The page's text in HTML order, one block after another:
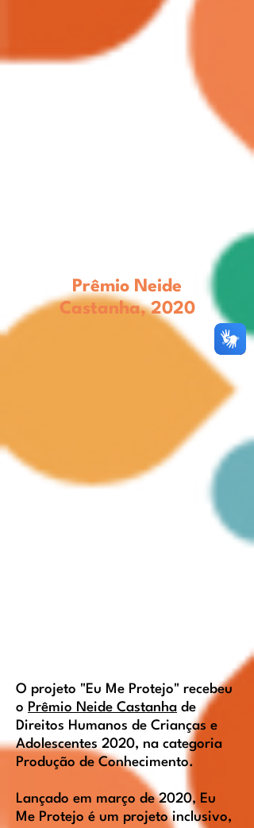
Prêmio Neide
Castanha,2020
O projeto "Eu Me Protejo" recebeu
o Prêmio Neide Castanha de
Direitos Humanos de Crianças e
Adolescentes 2020, na categoria
Produção de Conhecimento.
Lançado em março de 2020, Eu
Me Protejo é um projeto inclusivo,